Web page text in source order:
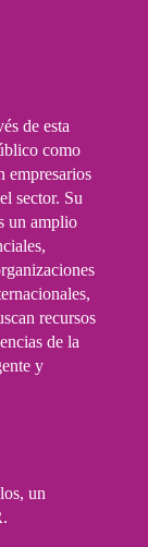
de esta
como
empresarios
sector. Su
un amplio
recursos
de la
y
un